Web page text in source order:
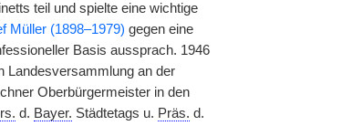
teil und spielte eine wichtige
Müller (1898–1979) gegen eine
Basis aussprach. 1946
Landesversammlung an der
Oberbürgermeister in den
d. Bayer. Städtetags u. Präs. d.